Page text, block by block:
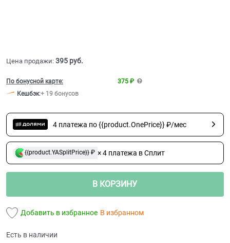
Цена продажи: 395 руб.
По бонусной карте:
375 ₽
Кешбэк:+ 19 бонусов
4 платежа по {{product.OnePrice}} ₽/мес
{{product.YASplitPrice}} ₽ × 4 платежа в Сплит
В КОРЗИНУ
Добавить в избранное В избранном
Есть в наличии